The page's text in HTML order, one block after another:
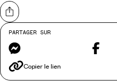
Partager sur
PARTAGER SUR
Messenger
Copier le lien
Ecouter le